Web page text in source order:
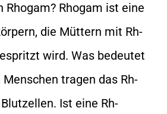
Rhogam ist eine
die Müttern mit Rh-
wird. Was bedeutet
tragen das Rh-
Ist eine Rh-